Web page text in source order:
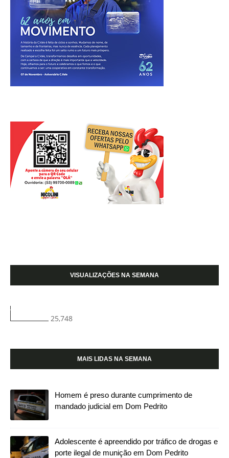
VISUALIZAÇÕES NA SEMANA
25,748
MAIS LIDAS NA SEMANA
Homem é preso durante cumprimento de
mandado judicial em Dom Pedrito
Adolescente é apreendido por tráfico de drogas e
porte ilegal de munição em Dom Pedrito